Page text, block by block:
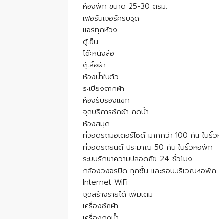
ห้องพัก ขนาด 25-30 ตรม.
เฟอร์นิเจอร์ครบชุด
แอร์ทุกห้อง
ตู้เย็น
โต๊ะหนังสือ
ตู้เสื้อผ้า
ห้องน้ำในตัว
ระเบียงตากผ้า
ห้องรับรองแขก
จุดบริการซักผ้า กดน้ำ
ห้องสมุด
ที่จอดรถมอเตอร์ไซด์ มากกว่า 100 คัน ในรั้
ที่จอดรถยนต์ ประมาณ 50 คัน ในรั้วหอพัก
ระบบรักษาความปลอดภัย 24 ชั่วโมง
กล้องวงจรปิด ทุกชั้น และรอบบริเวณหอพัก
Internet WiFi
จุดสร้างรายได้ เพิ่มเติม
เครื่องซักผ้า